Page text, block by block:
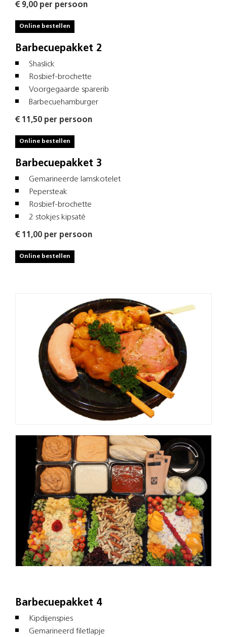
€ 9,00 per persoon
Online bestellen
Barbecuepakket 2
Shaslick
Rosbief-brochette
Voorgegaarde sparerib
Barbecuehamburger
€ 11,50 per persoon
Online bestellen
Barbecuepakket 3
Gemarineerde lamskotelet
Pepersteak
Rosbief-brochette
2 stokjes kipsaté
€ 11,00 per persoon
Online bestellen
Barbecuepakket 4
Kipdijenspies
Gemarineerd filetlapje